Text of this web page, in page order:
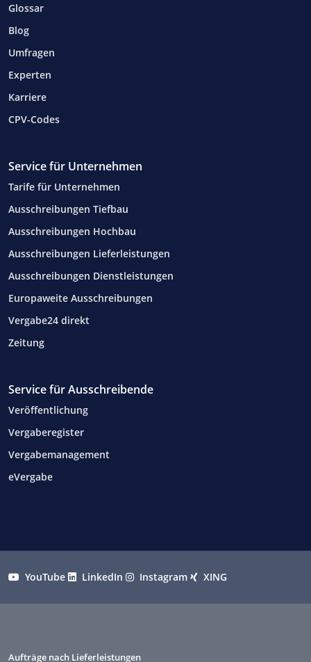
Glossar
Blog
Umfragen
Experten
Karriere
CPV-Codes
Service für Unternehmen
Tarife für Unternehmen
Ausschreibungen Tiefbau
Ausschreibungen Hochbau
Ausschreibungen Lieferleistungen
Ausschreibungen Dienstleistungen
Europaweite Ausschreibungen
Vergabe24 direkt
Zeitung
Service für Ausschreibende
Veröffentlichung
Vergaberegister
Vergabemanagement
eVergabe
YouTube LinkedIn Instagram XING
Aufträge nach Lieferleistungen